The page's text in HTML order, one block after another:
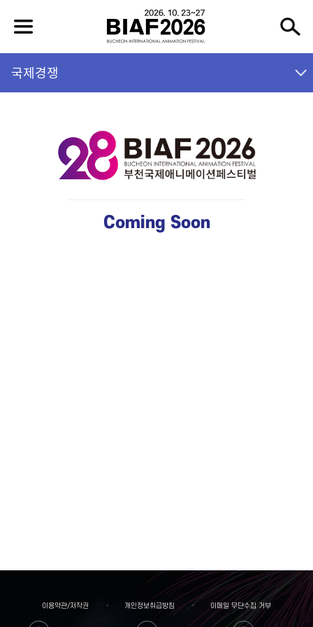
국제경쟁
Coming Soon
이용약관/저작권 개인정보취급방침 이메일 무단수집 거부